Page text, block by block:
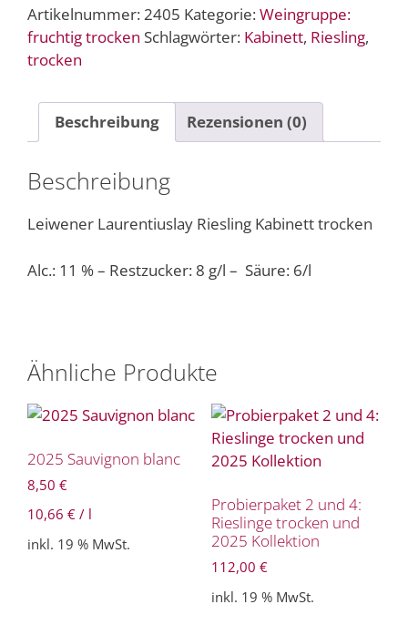
trocken
Laurentiuislay
Menge
Artikelnummer: 2405 Kategorie:Weingruppe:
fruchtig trocken Schlagwörter: Kabinett, Riesling,
trocken
Beschreibung Rezensionen (0)
Beschreibung
Leiwener Laurentiuslay Riesling Kabinett trocken
Alc.: 11 % – Restzucker: 8 g/l – Säure: 6/l
Ähnliche Produkte
2025 Sauvignon blanc
8,50 €
10,66 € / l
inkl. 19 % MwSt.
Probierpaket 2 und 4:
Rieslinge trocken und
2025 Kollektion
112,00 €
inkl. 19 % MwSt.